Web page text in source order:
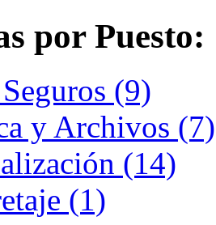
por Puesto:
(9)
y Archivos (7)
(14)
(1)